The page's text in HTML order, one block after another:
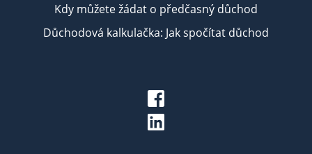
Kdy můžete žádat o předčasný důchod
Důchodová kalkulačka: Jak spočítat důchod